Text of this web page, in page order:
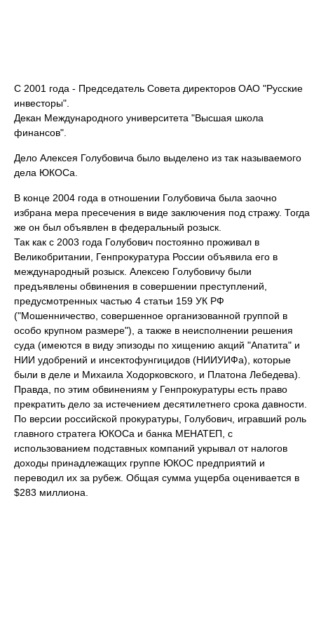
С 2001 года - Председатель Совета директоров ОАО "Русские
инвесторы".
Декан Международного университета "Высшая школа
финансов".
Дело Алексея Голубовича было выделено из так называемого
дела ЮКОСа.
В конце 2004 года в отношении Голубовича была заочно
избрана мера пресечения в виде заключения под стражу. Тогда
же он был объявлен в федеральный розыск.
Так как с 2003 года Голубович постоянно проживал в
Великобритании, Генпрокуратура России объявила его в
международный розыск. Алексею Голубовичу были
предъявлены обвинения в совершении преступлений,
предусмотренных частью 4 статьи 159 УК РФ
("Мошенничество, совершенное организованной группой в
особо крупном размере"), а также в неисполнении решения
суда (имеются в виду эпизоды по хищению акций "Апатита" и
НИИ удобрений и инсектофунгицидов (НИИУИФа), которые
были в деле и Михаила Ходорковского, и Платона Лебедева).
Правда, по этим обвинениям у Генпрокуратуры есть право
прекратить дело за истечением десятилетнего срока давности.
По версии российской прокуратуры, Голубович, игравший роль
главного стратега ЮКОСа и банка МЕНАТЕП, с
использованием подставных компаний укрывал от налогов
доходы принадлежащих группе ЮКОС предприятий и
переводил их за рубеж. Общая сумма ущерба оценивается в
$283 миллиона.